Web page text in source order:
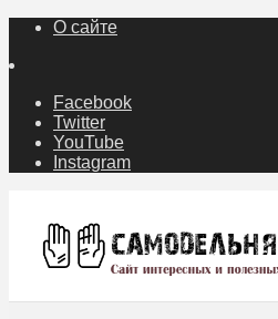
О сайте
Facebook
Twitter
YouTube
Instagram